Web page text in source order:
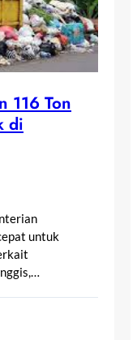
116 Ton
di
untuk